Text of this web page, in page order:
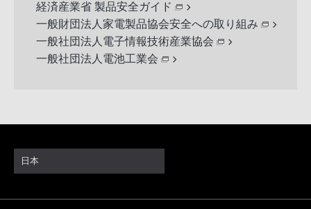
経済産業省 製品安全ガイド
一般財団法人家電製品協会安全への取り組み
一般社団法人電子情報技術産業協会
一般社団法人電池工業会
日本